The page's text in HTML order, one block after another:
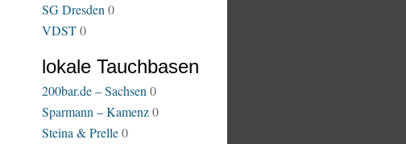
SG Dresden 0
VDST0
lokale Tauchbasen
200bar.de – Sachsen 0
Sparmann – Kamenz0
Steina & Prelle0